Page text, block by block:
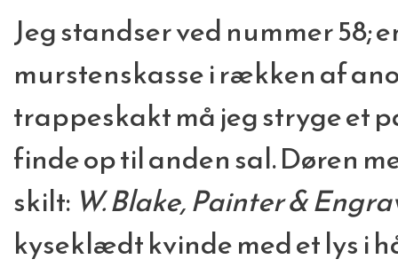
Jeg standser ved nummer 58;
murstenskasse i rækken af
trappeskakt må jeg stryge et
finde op til anden sal. Døren
skilt: W. Blake, Painter &
kyseklædt kvinde med et lys i